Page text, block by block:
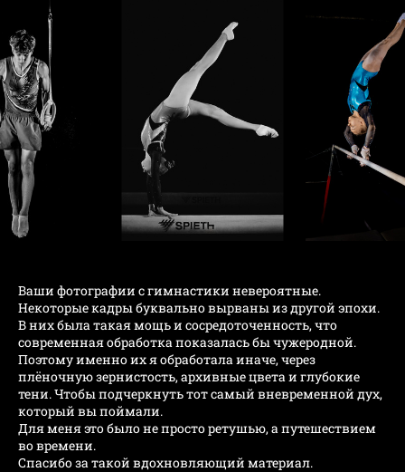
Ваши фотографии с гимнастики невероятные.
Некоторые кадры буквально вырваны из другой эпохи.
В них была такая мощь и сосредоточенность, что
современная обработка показалась бы чужеродной.
Поэтому именно их я обработала иначе, через
плёночную зернистость, архивные цвета и глубокие
тени. Чтобы подчеркнуть тот самый вневременной дух,
который вы поймали.
Для меня это было не просто ретушью, а путешествием
во времени.
Спасибо за такой вдохновляющий материал.